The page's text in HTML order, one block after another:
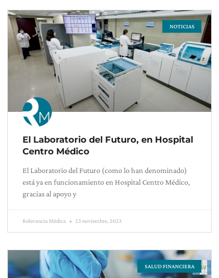
NOTICIAS
El Laboratorio del Futuro, en Hospital
Centro Médico
El Laboratorio del Futuro (como lo han denominado)
está ya en funcionamiento en Hospital Centro Médico,
gracias al apoyo y
Relevancia Médica 23 noviembre, 2023
SALUD FINANCIERA